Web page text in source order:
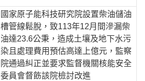
國家原子能科技研究院設置柴油儲油
槽管線鬆脫，致113年12月間滲漏柴
油達23.6公秉，造成土壤及地下水污
染且處理費用預估高達上億元，監察
院通過糾正並要求監督機關核能安全
委員會督飭該院檢討改進